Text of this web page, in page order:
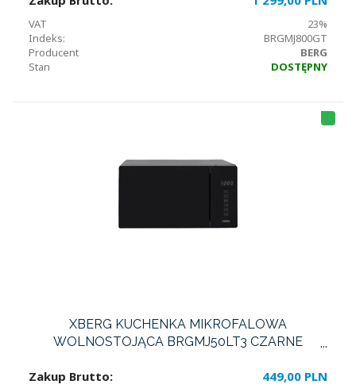
VAT
23%
Indeks:
BRGMJ800GT
Producent
BERG
Stan
DOSTĘPNY
T
LI
XBERG KUCHENKA MIKROFALOWA
WOLNOSTOJĄCA BRGMJ50LT3 CZARNE
Zakup Brutto: 449,00 PLN